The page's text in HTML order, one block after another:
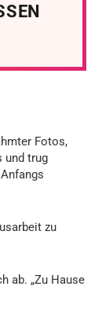
Fotos,
und trug
zu
ab. „Zu Hause